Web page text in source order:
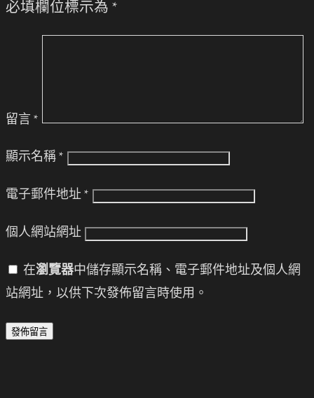
必填欄位標示為 *
留言 *
顯示名稱 *
電子郵件地址 *
個人網站網址
在瀏覽器中儲存顯示名稱、電子郵件地址及個人網
站網址，以供下次發佈留言時使用。